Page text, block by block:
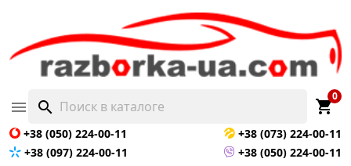
 search shopping_cart
0
+38 (050) 224-00-11
+38 (073) 224-00-11
+38 (097) 224-00-11
+38 (050) 224-00-11